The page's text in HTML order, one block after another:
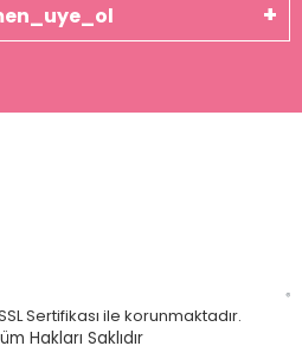
Sertifikası ile korunmaktadır.
Hakları Saklıdır